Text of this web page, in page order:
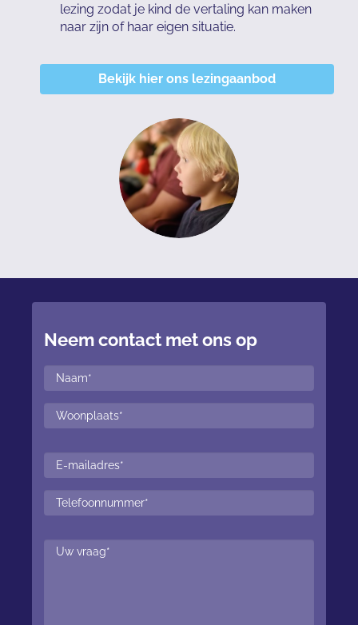
lezing zodat je kind de vertaling kan maken
naar zijn of haar eigen situatie.
Bekijk hier ons lezingaanbod
Neem contact met ons op